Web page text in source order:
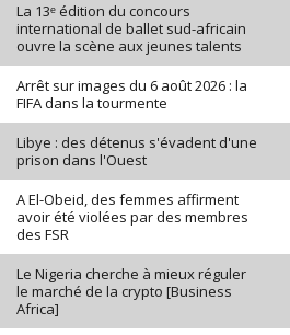
La 13ᵉ édition du concours
international de ballet sud-africain
ouvre la scène aux jeunes talents
Arrêt sur images du 6 août 2026 : la
FIFA dans la tourmente
Libye : des détenus s'évadent d'une
prison dans l'Ouest
A El-Obeid, des femmes affirment
avoir été violées par des membres
des FSR
Le Nigeria cherche à mieux réguler
le marché de la crypto [Business
Africa]